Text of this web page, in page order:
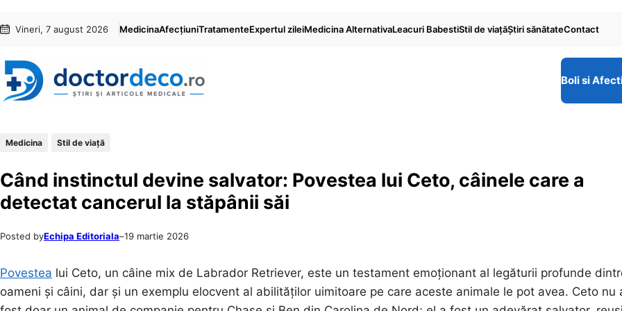
conținut
content
Vineri, 7 august 2026 MedicinaAfecțiuniTratamenteExpertul zileiMedicina AlternativaLeacuri BabestiStil de viaţăŞtiri sănătateContact
Boli si
Medicina Stil de viaţă
Când instinctul devine salvator: Povestea lui Ceto, câinele care a
detectat cancerul la stăpânii săi
Posted byEchipa Editoriala–19 martie 2026
Povestea lui Ceto, un câine mix de Labrador Retriever, este un testament emoționant al legăturii profunde
oameni și câini, dar și un exemplu elocvent al abilităților uimitoare pe care aceste animale le pot avea. Ceto nu